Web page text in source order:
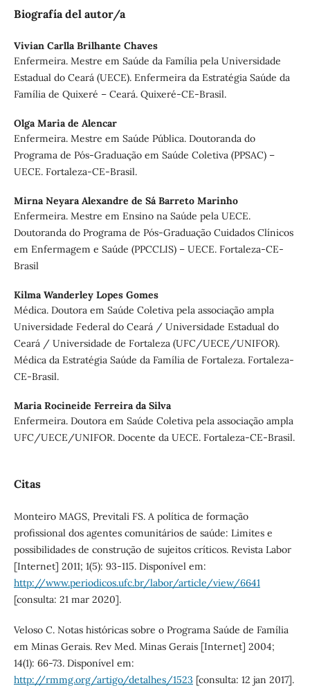
Biografía del autor/a
Vivian Carlla Brilhante Chaves
Enfermeira. Mestre em Saúde da Família pela Universidade
Estadual do Ceará (UECE). Enfermeira da Estratégia Saúde da
Família de Quixeré – Ceará. Quixeré-CE-Brasil.
Olga Maria de Alencar
Enfermeira. Mestre em Saúde Pública. Doutoranda do
Programa de Pós-Graduação em Saúde Coletiva (PPSAC) –
UECE. Fortaleza-CE-Brasil.
Mirna Neyara Alexandre de Sá Barreto Marinho
Enfermeira. Mestre em Ensino na Saúde pela UECE.
Doutoranda do Programa de Pós-Graduação Cuidados Clínicos
em Enfermagem e Saúde (PPCCLIS) – UECE. Fortaleza-CE-
Brasil
Kilma Wanderley Lopes Gomes
Médica. Doutora em Saúde Coletiva pela associação ampla
Universidade Federal do Ceará / Universidade Estadual do
Ceará / Universidade de Fortaleza (UFC/UECE/UNIFOR).
Médica da Estratégia Saúde da Família de Fortaleza. Fortaleza-
CE-Brasil.
Maria Rocineide Ferreira da Silva
Enfermeira. Doutora em Saúde Coletiva pela associação ampla
UFC/UECE/UNIFOR. Docente da UECE. Fortaleza-CE-Brasil.
Citas
Monteiro MAGS, Previtali FS. A política de formação
profissional dos agentes comunitários de saúde: Limites e
possibilidades de construção de sujeitos críticos. Revista Labor
[Internet] 2011; 1(5): 93-115. Disponível em:
http://www.periodicos.ufc.br/labor/article/view/6641
[consulta: 21 mar 2020].
Veloso C. Notas históricas sobre o Programa Saúde de Família
em Minas Gerais. Rev Med. Minas Gerais [Internet] 2004;
14(1): 66-73. Disponível em:
http://rmmg.org/artigo/detalhes/1523 [consulta: 12 jan 2017].